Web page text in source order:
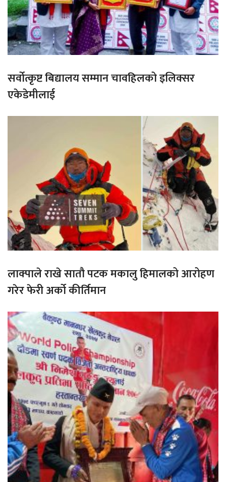
सर्वोत्कृष्ट बिद्यालय सम्मान चावहिलको इलिक्सर
एकेडेमीलाई
लाक्पाले राखे सातौ पटक मकालु हिमालको आरोहण
गरेर फेरी अर्को कीर्तिमान